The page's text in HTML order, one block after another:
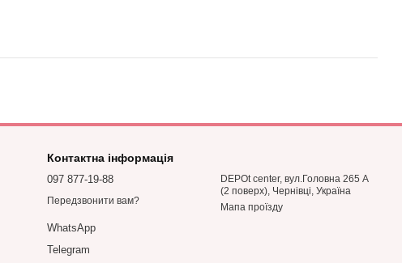
Контактна інформація
097 877-19-88
Передзвонити вам?
WhatsApp
Telegram
DEPOt center, вул.Головна 265 А
(2 поверх), Чернівці, Україна
Мапа проїзду